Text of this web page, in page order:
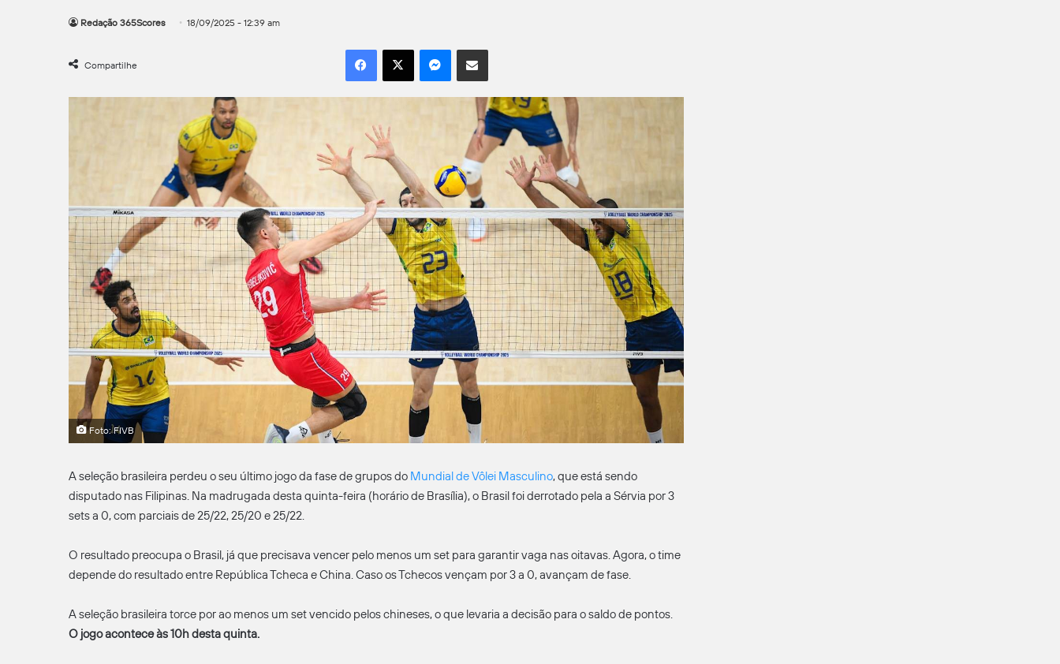
Redação 365Scores 18/09/2025 - 12:39 am
Compartilhe
Facebook
X MessengerCompartilhar por e-mail
Foto: FIVB
A seleção brasileira perdeu o seu último jogo da fase de grupos do Mundial de Vôlei Masculino, que está sendo
disputado nas Filipinas. Na madrugada desta quinta-feira (horário de Brasília), o Brasil foi derrotado pela a Sérvia por 3
sets a 0, com parciais de 25/22, 25/20 e 25/22.
O resultado preocupa o Brasil, já que precisava vencer pelo menos um set para garantir vaga nas oitavas. Agora, o time
depende do resultado entre República Tcheca e China. Caso os Tchecos vençam por 3 a 0, avançam de fase.
A seleção brasileira torce por ao menos um set vencido pelos chineses, o que levaria a decisão para o saldo de pontos.
O jogo acontece às 10h desta quinta.